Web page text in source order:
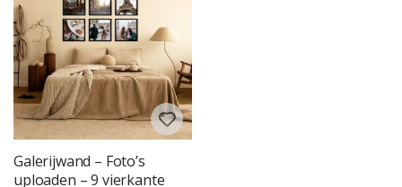
Galerijwand – Foto’s
uploaden – 9 vierkante